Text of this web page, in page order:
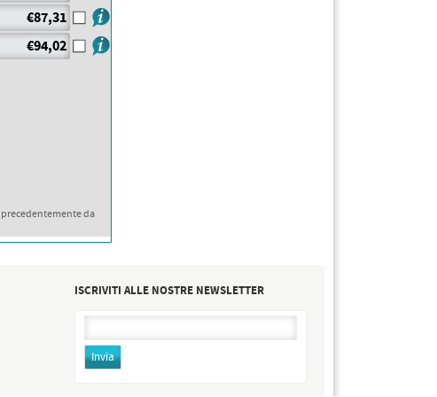
€87,31
€94,02
precedentemente da
ISCRIVITI ALLE NOSTRE NEWSLETTER